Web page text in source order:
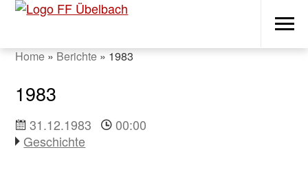
Home»Berichte»1983
1983
31.12.1983
00:00
Geschichte